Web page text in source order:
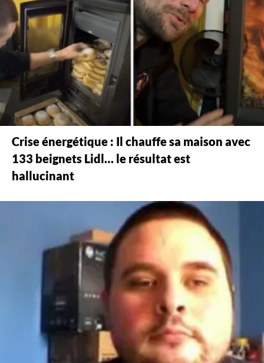
Crise énergétique : Il chauffe sa maison avec
133 beignets Lidl… le résultat est
hallucinant